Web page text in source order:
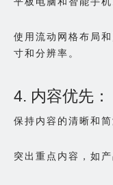
使用流动网格布局
寸和分辨率。
4. 内容优先：
保持内容的清晰和
突出重点内容，如